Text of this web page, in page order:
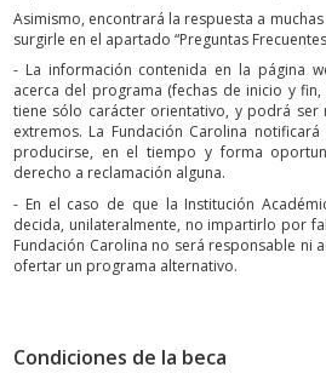
Asimismo, encontrará la respuesta a
surgirle en el apartado “Preguntas
- La información contenida en la página
acerca del programa (fechas de inicio y
tiene sólo carácter orientativo, y podrá ser
extremos. La Fundación Carolina
producirse, en el tiempo y forma
derecho a reclamación alguna.
- En el caso de que la Institución
decida, unilateralmente, no impartirlo por
Fundación Carolina no será responsable ni
ofertar un programa alternativo.
Condiciones de la beca